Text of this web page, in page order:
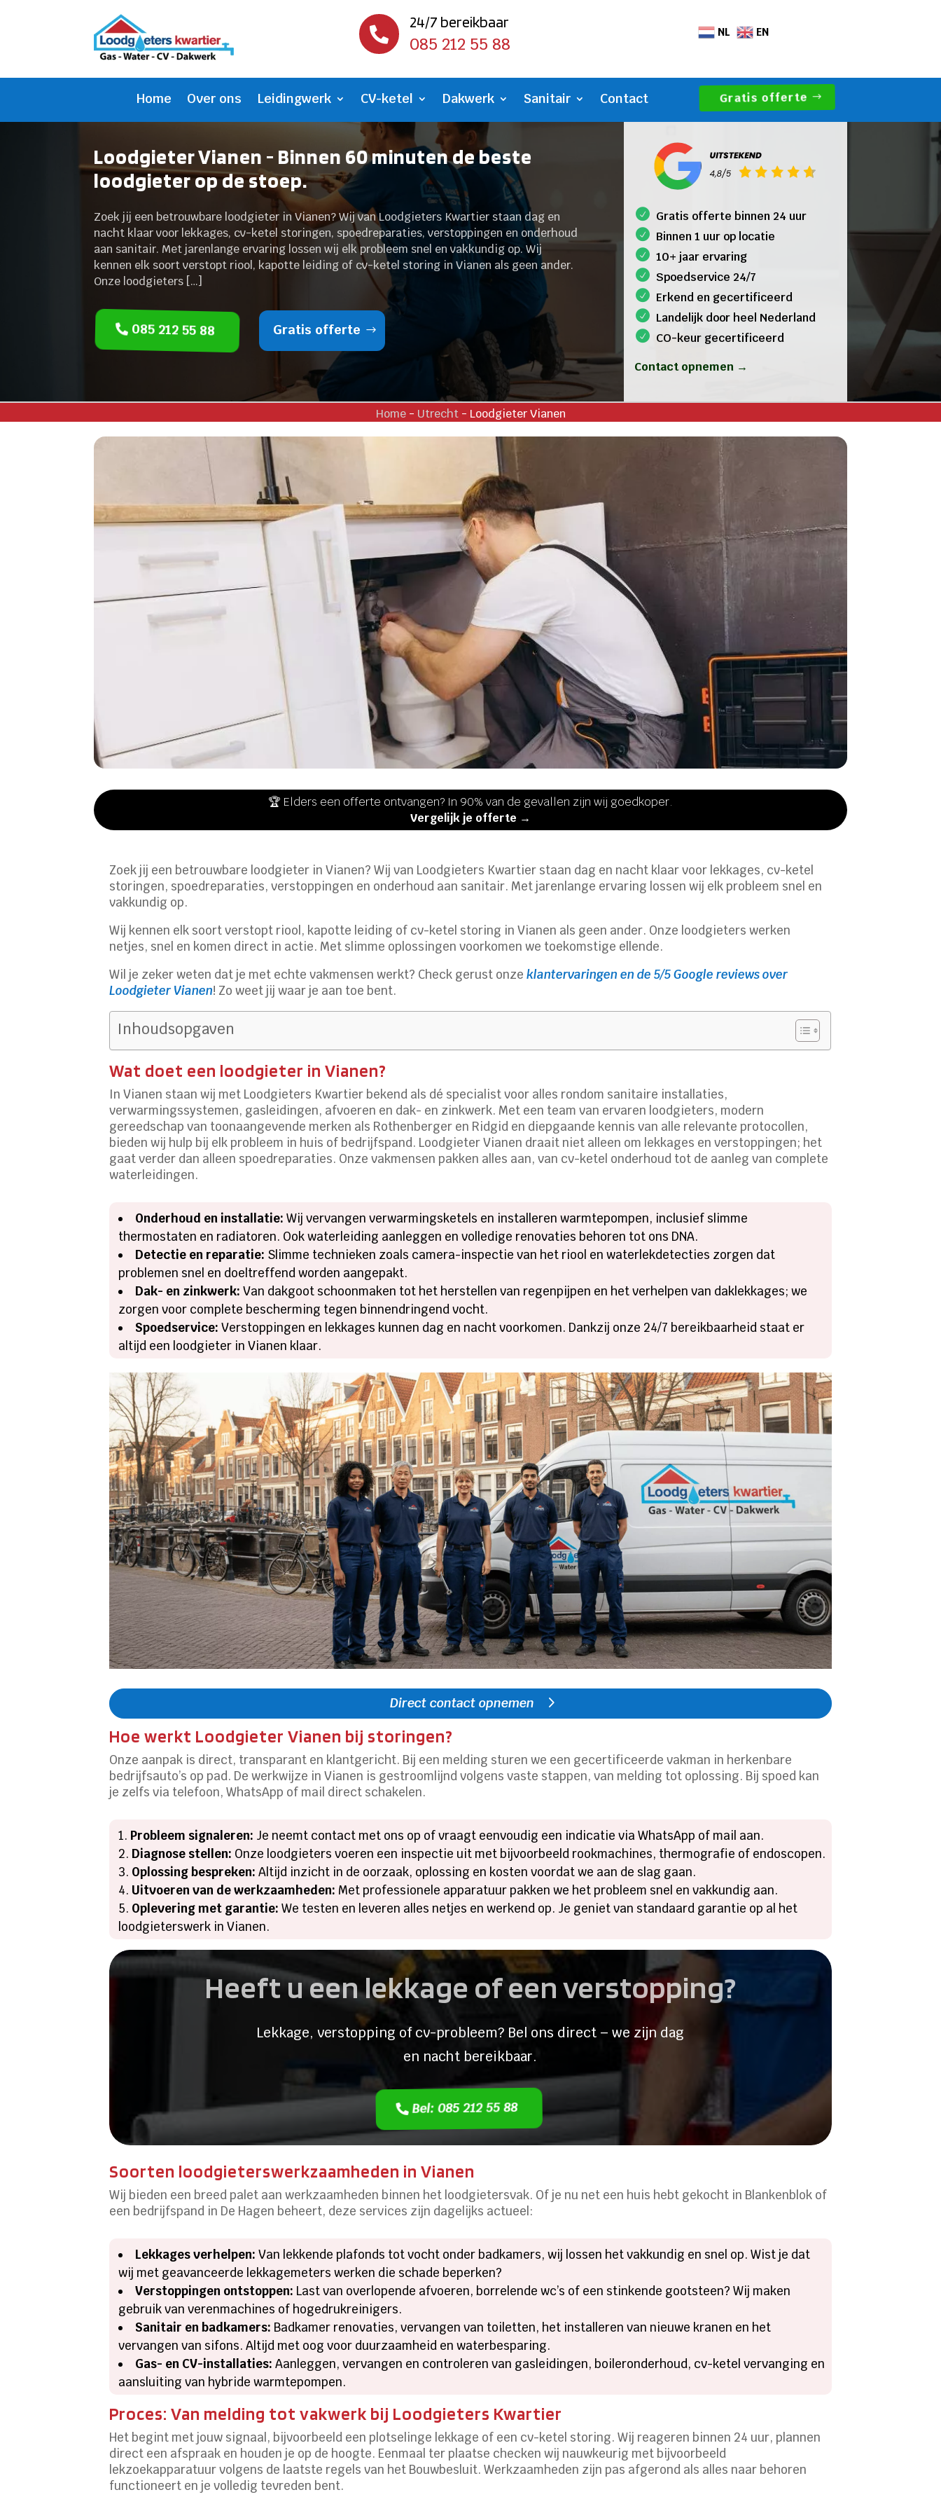

24/7 bereikbaar
085 212 55 88
NL EN
Home Over ons Leidingwerk CV-ketel Dakwerk Sanitair Contact Gratis offerte
Loodgieter Vianen - Binnen 60 minuten de beste
loodgieter op de stoep.
Zoek jij een betrouwbare loodgieter in Vianen? Wij van Loodgieters Kwartier staan dag en
nacht klaar voor lekkages, cv-ketel storingen, spoedreparaties, verstoppingen en onderhoud
aan sanitair. Met jarenlange ervaring lossen wij elk probleem snel en vakkundig op. Wij
kennen elk soort verstopt riool, kapotte leiding of cv-ketel storing in Vianen als geen ander.
Onze loodgieters […]
085 212 55 88 Gratis offerte
Gratis offerte binnen 24 uur
Binnen 1 uur op locatie
10+ jaar ervaring
Spoedservice 24/7
Erkend en gecertificeerd
Landelijk door heel Nederland
CO-keur gecertificeerd
Contact opnemen →
Home- Utrecht- Loodgieter Vianen
🏆 Elders een offerte ontvangen? In 90% van de gevallen zijn wij goedkoper.
Vergelijk je offerte →
Zoek jij een betrouwbare loodgieter in Vianen? Wij van Loodgieters Kwartier staan dag en nacht klaar voor lekkages, cv-ketel
storingen, spoedreparaties, verstoppingen en onderhoud aan sanitair. Met jarenlange ervaring lossen wij elk probleem snel en
vakkundig op.
Wij kennen elk soort verstopt riool, kapotte leiding of cv-ketel storing in Vianen als geen ander. Onze loodgieters werken
netjes, snel en komen direct in actie. Met slimme oplossingen voorkomen we toekomstige ellende.
Wil je zeker weten dat je met echte vakmensen werkt? Check gerust onzeklantervaringen en de 5/5 Google reviews over
Loodgieter Vianen! Zo weet jij waar je aan toe bent.
Inhoudsopgaven
Wat doet een loodgieter in Vianen?
In Vianen staan wij met Loodgieters Kwartier bekend als dé specialist voor alles rondom sanitaire installaties,
verwarmingssystemen, gasleidingen, afvoeren en dak- en zinkwerk. Met een team van ervaren loodgieters, modern
gereedschap van toonaangevende merken als Rothenberger en Ridgid en diepgaande kennis van alle relevante protocollen,
bieden wij hulp bij elk probleem in huis of bedrijfspand. Loodgieter Vianen draait niet alleen om lekkages en verstoppingen; het
gaat verder dan alleen spoedreparaties. Onze vakmensen pakken alles aan, van cv-ketel onderhoud tot de aanleg van complete
waterleidingen.
Onderhoud en installatie: Wij vervangen verwarmingsketels en installeren warmtepompen, inclusief slimme
thermostaten en radiatoren. Ook waterleiding aanleggen en volledige renovaties behoren tot ons DNA.
Detectie en reparatie: Slimme technieken zoals camera-inspectie van het riool en waterlekdetecties zorgen dat
problemen snel en doeltreffend worden aangepakt.
Dak- en zinkwerk: Van dakgoot schoonmaken tot het herstellen van regenpijpen en het verhelpen van daklekkages; we
zorgen voor complete bescherming tegen binnendringend vocht.
Spoedservice: Verstoppingen en lekkages kunnen dag en nacht voorkomen. Dankzij onze 24/7 bereikbaarheid staat er
altijd een loodgieter in Vianen klaar.
Direct contact opnemen
Hoe werkt Loodgieter Vianen bij storingen?
Onze aanpak is direct, transparant en klantgericht. Bij een melding sturen we een gecertificeerde vakman in herkenbare
bedrijfsauto’s op pad. De werkwijze in Vianen is gestroomlijnd volgens vaste stappen, van melding tot oplossing. Bij spoed kan
je zelfs via telefoon, WhatsApp of mail direct schakelen.
Probleem signaleren: Je neemt contact met ons op of vraagt eenvoudig een indicatie via WhatsApp of mail aan.
Diagnose stellen: Onze loodgieters voeren een inspectie uit met bijvoorbeeld rookmachines, thermografie of endoscopen.
Oplossing bespreken: Altijd inzicht in de oorzaak, oplossing en kosten voordat we aan de slag gaan.
Uitvoeren van de werkzaamheden: Met professionele apparatuur pakken we het probleem snel en vakkundig aan.
Oplevering met garantie: We testen en leveren alles netjes en werkend op. Je geniet van standaard garantie op al het
loodgieterswerk in Vianen.
Heeft u een lekkage of een verstopping?
Lekkage, verstopping of cv-probleem? Bel ons direct – we zijn dag
en nacht bereikbaar.
Bel: 085 212 55 88
Soorten loodgieterswerkzaamheden in Vianen
Wij bieden een breed palet aan werkzaamheden binnen het loodgietersvak. Of je nu net een huis hebt gekocht in Blankenblok of
een bedrijfspand in De Hagen beheert, deze services zijn dagelijks actueel:
Lekkages verhelpen: Van lekkende plafonds tot vocht onder badkamers, wij lossen het vakkundig en snel op. Wist je dat
wij met geavanceerde lekkagemeters werken die schade beperken?
Verstoppingen ontstoppen: Last van overlopende afvoeren, borrelende wc’s of een stinkende gootsteen? Wij maken
gebruik van verenmachines of hogedrukreinigers.
Sanitair en badkamers: Badkamer renovaties, vervangen van toiletten, het installeren van nieuwe kranen en het
vervangen van sifons. Altijd met oog voor duurzaamheid en waterbesparing.
Gas- en CV-installaties: Aanleggen, vervangen en controleren van gasleidingen, boileronderhoud, cv-ketel vervanging en
aansluiting van hybride warmtepompen.
Proces: Van melding tot vakwerk bij Loodgieters Kwartier
Het begint met jouw signaal, bijvoorbeeld een plotselinge lekkage of een cv-ketel storing. Wij reageren binnen 24 uur, plannen
direct een afspraak en houden je op de hoogte. Eenmaal ter plaatse checken wij nauwkeurig met bijvoorbeeld
lekzoekapparatuur volgens de laatste regels van het Bouwbesluit. Werkzaamheden zijn pas afgerond als alles naar behoren
functioneert en je volledig tevreden bent.